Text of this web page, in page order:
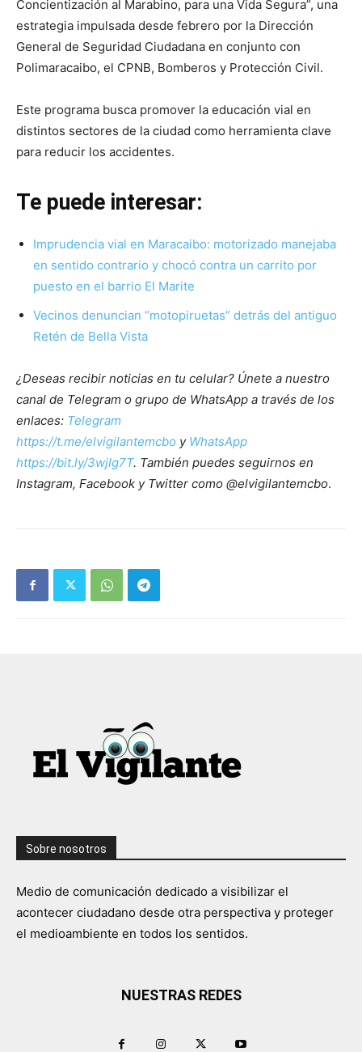
Concientización al Marabino, para una Vida Segura”, una
estrategia impulsada desde febrero por la Dirección
General de Seguridad Ciudadana en conjunto con
Polimaracaibo, el CPNB, Bomberos y Protección Civil.
Este programa busca promover la educación vial en
distintos sectores de la ciudad como herramienta clave
para reducir los accidentes.
Te puede interesar:
Imprudencia vial en Maracaibo: motorizado manejaba
en sentido contrario y chocó contra un carrito por
puesto en el barrio El Marite
Vecinos denuncian “motopiruetas” detrás del antiguo
Retén de Bella Vista
¿Deseas recibir noticias en tu celular? Únete a nuestro
canal de Telegram o grupo de WhatsApp a través de los
enlaces: Telegram
https://t.me/elvigilantemcbo y WhatsApp
https://bit.ly/3wjIg7T. También puedes seguirnos en
Instagram, Facebook y Twitter como @elvigilantemcbo.
Sobre nosotros
Medio de comunicación dedicado a visibilizar el
acontecer ciudadano desde otra perspectiva y proteger
el medioambiente en todos los sentidos.
NUESTRAS REDES